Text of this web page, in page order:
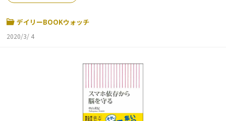
デイリーBOOKウォッチ
2020/3/ 4